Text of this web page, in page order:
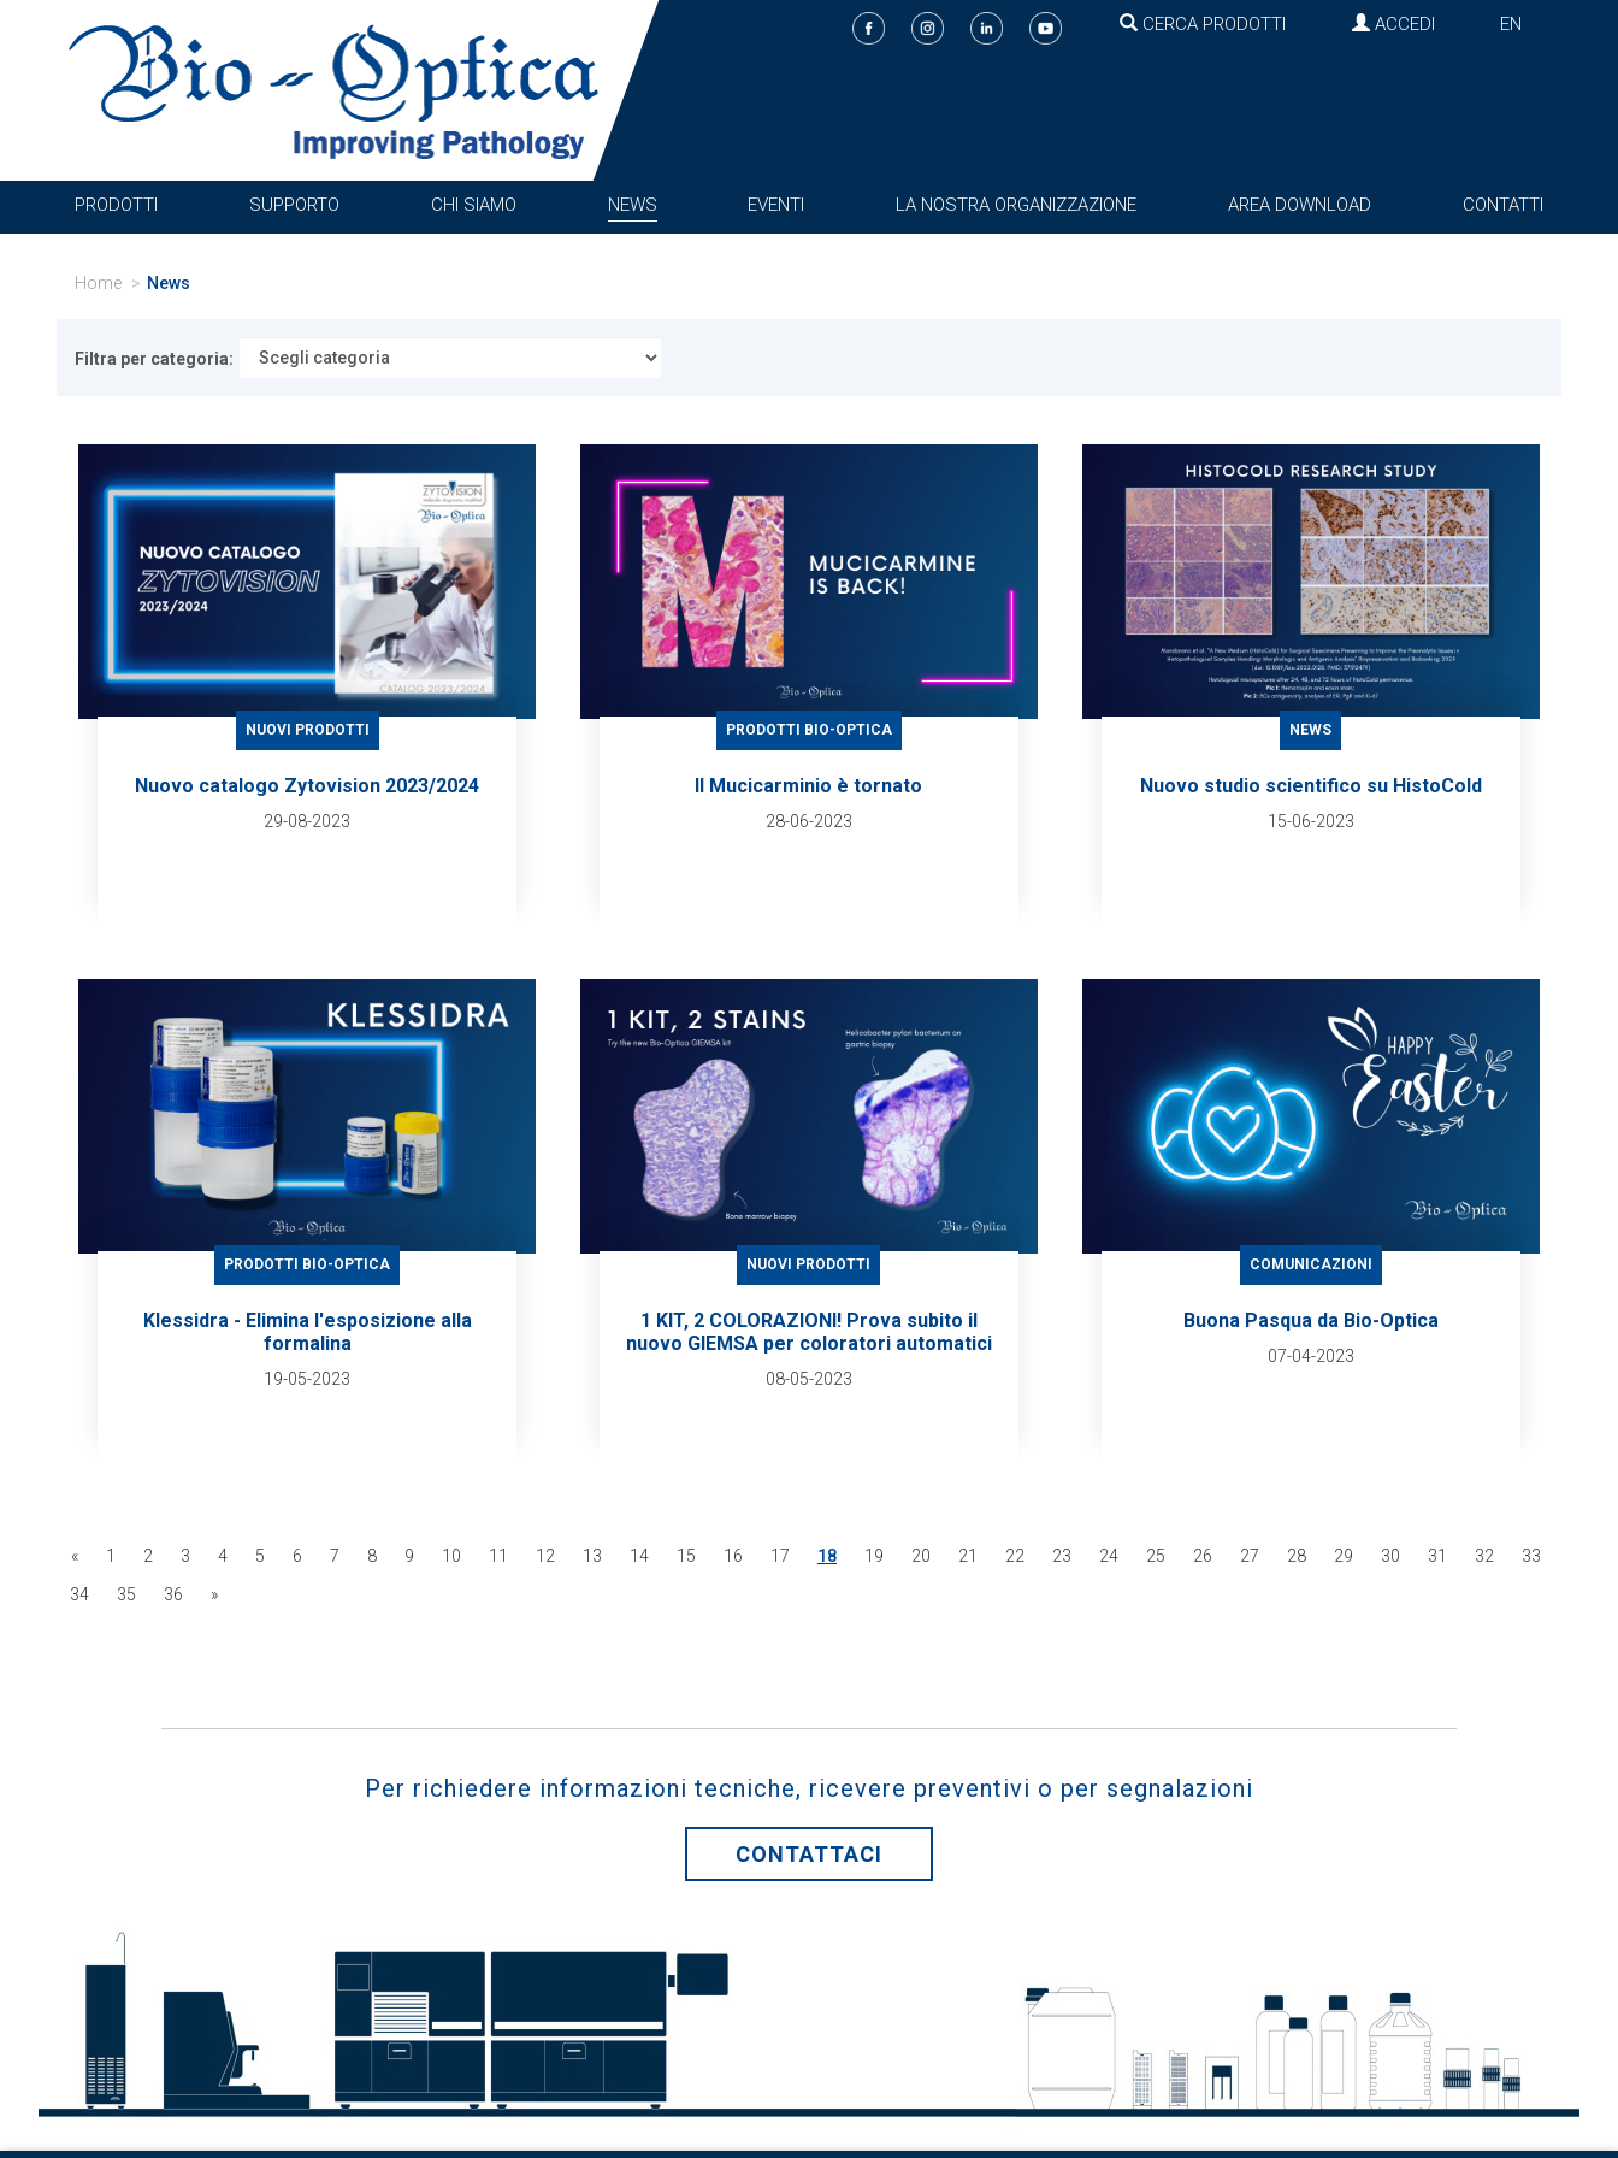
CERCA PRODOTTI ACCEDI EN
PRODOTTI SUPPORTO CHI SIAMO NEWS EVENTI LA NOSTRA ORGANIZZAZIONE AREA DOWNLOAD CONTATTI
Home News
Filtra per categoria:
NUOVI PRODOTTI
Nuovo catalogo Zytovision 2023/2024
29-08-2023
PRODOTTI BIO-OPTICA
Il Mucicarminio è tornato
28-06-2023
NEWS
Nuovo studio scientifico su HistoCold
15-06-2023
PRODOTTI BIO-OPTICA
Klessidra - Elimina l'esposizione alla
formalina
19-05-2023
NUOVI PRODOTTI
1 KIT, 2 COLORAZIONI! Prova subito il
nuovo GIEMSA per coloratori automatici
08-05-2023
COMUNICAZIONI
Buona Pasqua da Bio-Optica
07-04-2023
« 1 2 3 4 5 6 7 8 9 10 11 12 13 14 15 16 17 18 19 20 21 22 23 24 25 26 27 28 29 30 31 32
33
34
35 36 »
Per richiedere informazioni tecniche, ricevere preventivi o per segnalazioni
CONTATTACI